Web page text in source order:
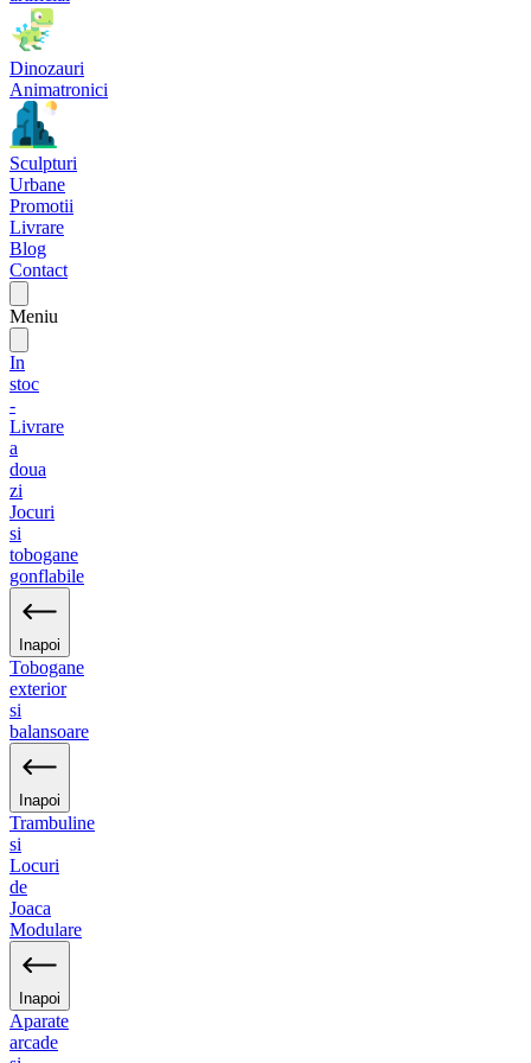
Dinozauri
Animatronici
Sculpturi
Urbane
Promotii
Livrare
Blog
Contact
Meniu
In
stoc
-
Livrare
a
doua
zi
Jocuri
si
tobogane
gonflabile
Inapoi
Tobogane
exterior
si
balansoare
Inapoi
Trambuline
si
Locuri
de
Joaca
Modulare
Inapoi
Aparate
arcade